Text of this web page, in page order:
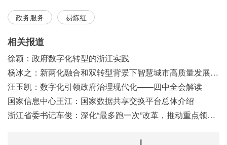
政务服务 易炼红
相关报道
徐颖：政府数字化转型的浙江实践
杨冰之：新两化融合和双转型背景下智慧城市高质量发展之浅见
汪玉凯：数字化引领政府治理现代化——四中全会解读
国家信息中心王江：国家数据共享交换平台总体介绍
浙江省委书记车俊：深化“最多跑一次”改革，推动重点领域改革